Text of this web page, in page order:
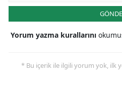
Yorum yazma kurallarını
* Bu içerik ile ilgili yorum yok, ilk